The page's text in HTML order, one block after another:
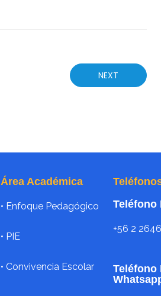
NEXT
Área Académica
• Enfoque Pedagógico
• PIE
• Convivencia Escolar
Teléfono
+56 2
Teléfono